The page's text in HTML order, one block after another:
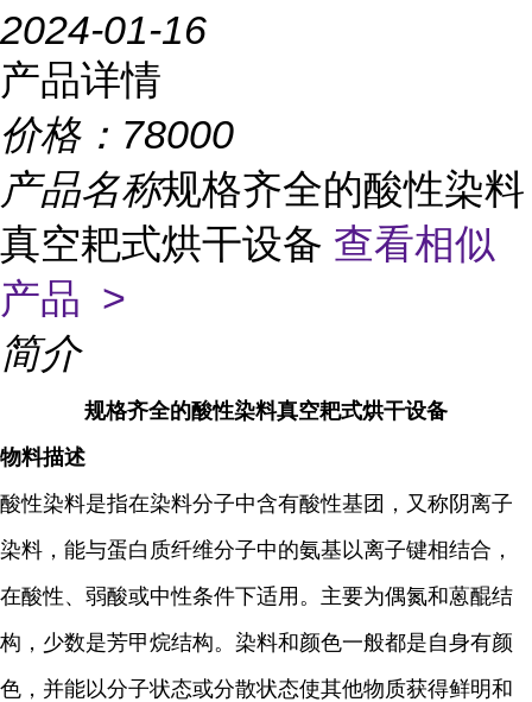
2024-01-16
产品详情
价格： 78000
产品名称规格齐全的酸性染料
真空耙式烘干设备 查看相似
产品 >
简介
规格齐全的酸性染料真空耙式烘干设备
物料描述
酸性染料是指在染料分子中含有酸性基团，又称阴离子
染料，能与蛋白质纤维分子中的氨基以离子键相结合，
在酸性、弱酸或中性条件下适用。主要为偶氮和蒽醌结
构，少数是芳甲烷结构。染料和颜色一般都是自身有颜
色，并能以分子状态或分散状态使其他物质获得鲜明和